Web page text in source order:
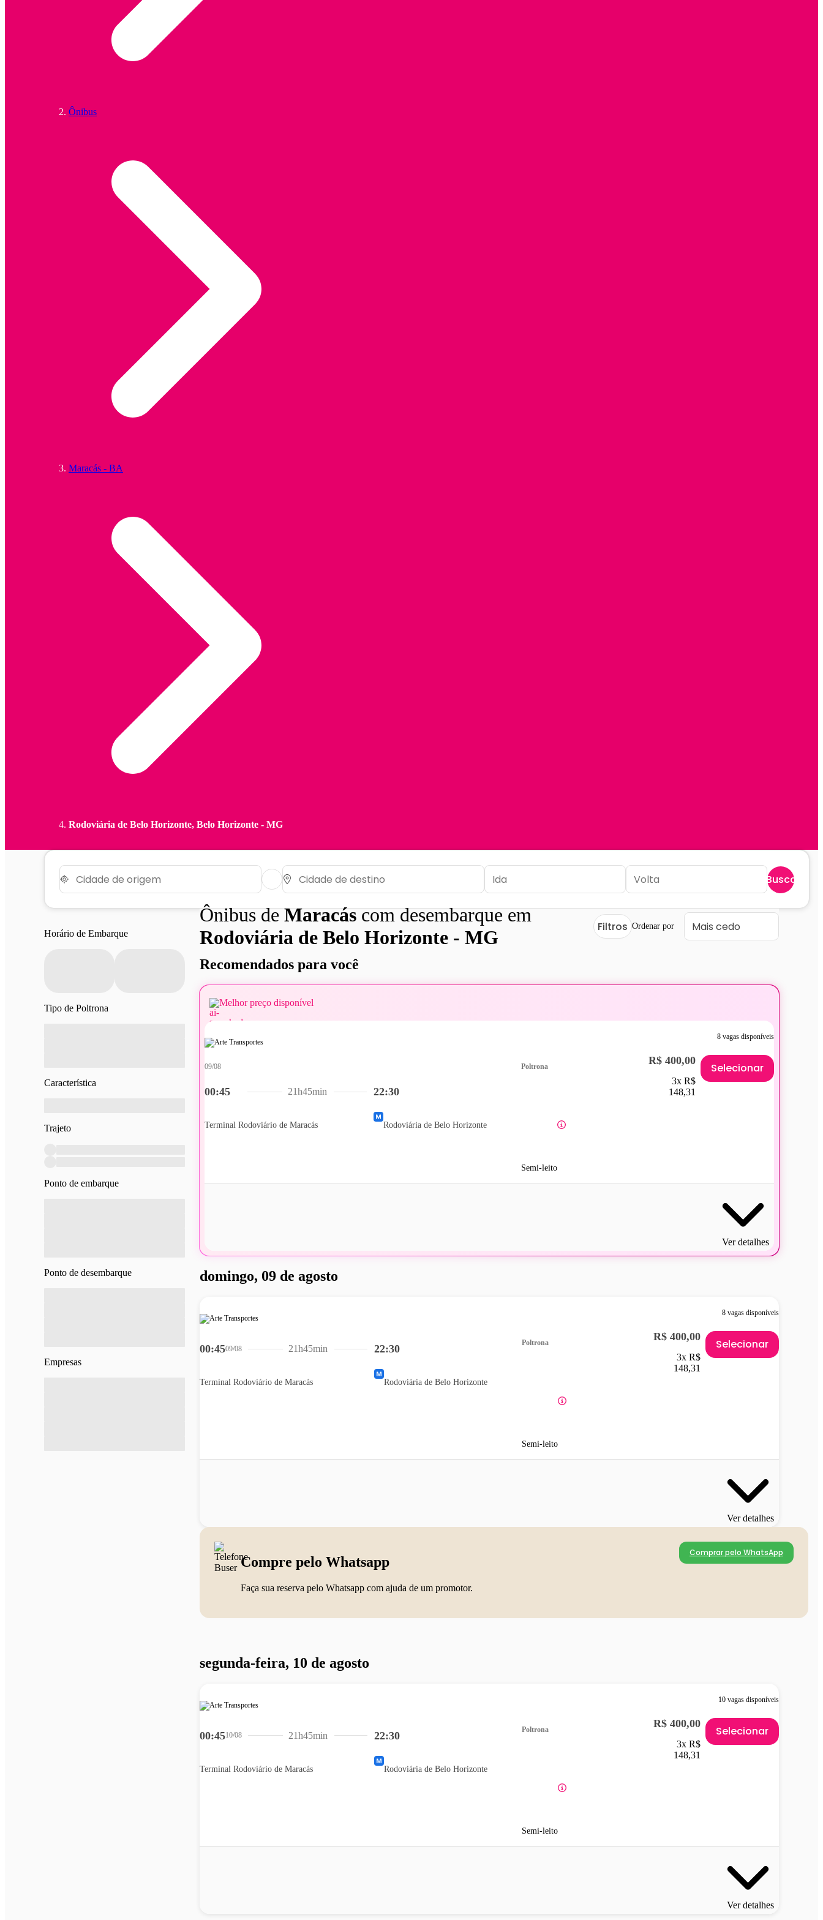
Ônibus
Maracás - BA
Rodoviária de Belo Horizonte, Belo Horizonte - MG
Buscar
Horário de Embarque
Tipo de Poltrona
Característica
Trajeto
Ponto de embarque
Ponto de desembarque
Empresas
Ônibus deMaracáscom desembarque em
Rodoviária de Belo Horizonte - MG
Filtros Ordenar por
Recomendados para você
Melhor preço disponível
8 vagas disponíveis
00:45
09/08
Terminal Rodoviário de Maracás
22:30
Rodoviária de Belo Horizonte
21h45min
Poltrona
Semi-leito
R$ 400,00
3x R$
148,31
Selecionar
Ver detalhes
domingo, 09 de agosto
8 vagas disponíveis
00:4509/08
Terminal Rodoviário de Maracás
22:30
Rodoviária de Belo Horizonte
21h45min
Poltrona
Semi-leito
R$ 400,00
3x R$
148,31
Selecionar
Ver detalhes
Compre pelo Whatsapp
Faça sua reserva pelo Whatsapp com ajuda de um promotor.
Comprar pelo WhatsApp
segunda-feira, 10 de agosto
10 vagas disponíveis
00:4510/08
Terminal Rodoviário de Maracás
22:30
Rodoviária de Belo Horizonte
21h45min
Poltrona
Semi-leito
R$ 400,00
3x R$
148,31
Selecionar
Ver detalhes